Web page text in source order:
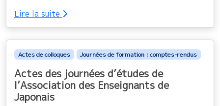
Lire la suite
Actes de colloques Journées de formation : comptes-rendus
Actes des journées d’études de
l’Association des Enseignants de
Japonais